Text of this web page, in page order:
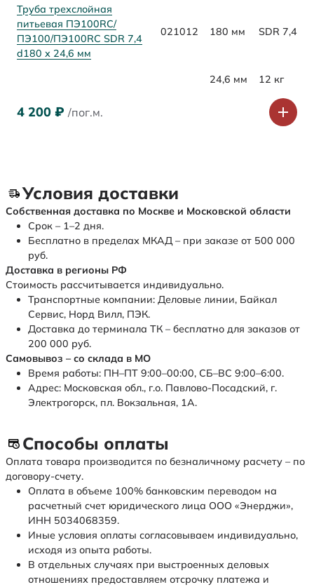
Труба трехслойная
питьевая ПЭ100RC/
ПЭ100/ПЭ100RC SDR 7,4
d180 х 24,6 мм
021012 180 мм SDR 7,4
24,6 мм 12 кг
4 200 ₽ /пог.м.
Условия доставки
Собственная доставка по Москве и Московской области
Срок – 1–2 дня.
Бесплатно в пределах МКАД – при заказе от 500 000
руб.
Доставка в регионы РФ
Стоимость рассчитывается индивидуально.
Транспортные компании: Деловые линии, Байкал
Сервис, Норд Вилл, ПЭК.
Доставка до терминала ТК – бесплатно для заказов от
200 000 руб.
Самовывоз – со склада в МО
Время работы: ПН–ПТ 9:00–00:00, СБ–ВС 9:00–6:00.
Адрес: Московская обл., г.о. Павлово-Посадский, г.
Электрогорск, пл. Вокзальная, 1А.
Способы оплаты
Оплата товара производится по безналичному расчету – по
договору-счету.
Оплата в объеме 100% банковским переводом на
расчетный счет юридического лица ООО «Энерджи»,
ИНН 5034068359.
Иные условия оплаты согласовываем индивидуально,
исходя из опыта работы.
В отдельных случаях при выстроенных деловых
отношениях предоставляем отсрочку платежа и